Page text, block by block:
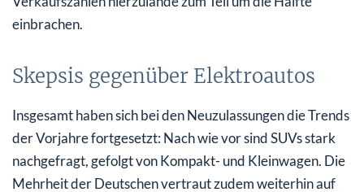
einbrachen.
Skepsis gegenüber Elektroautos
Insgesamt haben sich bei den Neuzulassungen die Trends
der Vorjahre fortgesetzt: Nach wie vor sind SUVs stark
nachgefragt, gefolgt von Kompakt- und Kleinwagen. Die
Mehrheit der Deutschen vertraut zudem weiterhin auf